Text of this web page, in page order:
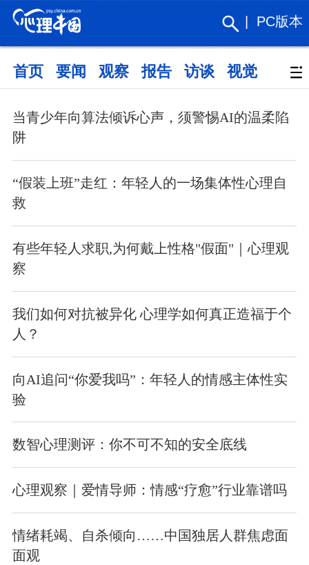
PC版本
首页 要闻 观察 报告 访谈 视觉 政策
当青少年向算法倾诉心声，须警惕AI的温柔陷
阱
“假装上班”走红：年轻人的一场集体性心理自
救
有些年轻人求职,为何戴上性格"假面"｜心理观
察
我们如何对抗被异化 心理学如何真正造福于个
人？
向AI追问“你爱我吗”：年轻人的情感主体性实
验
数智心理测评：你不可不知的安全底线
心理观察｜爱情导师：情感“疗愈”行业靠谱吗
情绪耗竭、自杀倾向……中国独居人群焦虑面
面观